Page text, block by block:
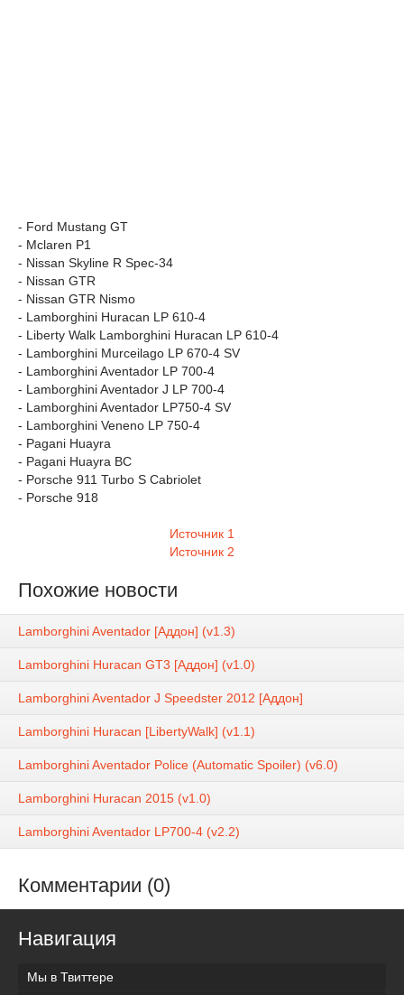
- Ford Mustang GT
- Mclaren P1
- Nissan Skyline R Spec-34
- Nissan GTR
- Nissan GTR Nismo
- Lamborghini Huracan LP 610-4
- Liberty Walk Lamborghini Huracan LP 610-4
- Lamborghini Murceilago LP 670-4 SV
- Lamborghini Aventador LP 700-4
- Lamborghini Aventador J LP 700-4
- Lamborghini Aventador LP750-4 SV
- Lamborghini Veneno LP 750-4
- Pagani Huayra
- Pagani Huayra BC
- Porsche 911 Turbo S Cabriolet
- Porsche 918
Источник 1
Источник 2
Похожие новости
Lamborghini Aventador [Аддон] (v1.3)
Lamborghini Huracan GT3 [Аддон] (v1.0)
Lamborghini Aventador J Speedster 2012 [Аддон]
Lamborghini Huracan [LibertyWalk] (v1.1)
Lamborghini Aventador Police (Automatic Spoiler) (v6.0)
Lamborghini Huracan 2015 (v1.0)
Lamborghini Aventador LP700-4 (v2.2)
Комментарии (0)
Навигация
Мы в Твиттере